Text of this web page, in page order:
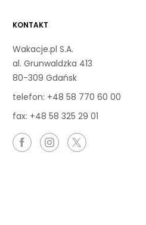
KONTAKT
Wakacje.pl S.A.
al. Grunwaldzka 413
80-309 Gdańsk
telefon: +48 58 770 60 00
fax: +48 58 325 29 01